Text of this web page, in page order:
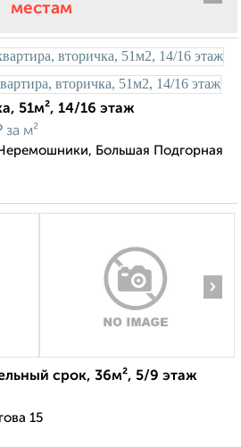
местам
51м², 14/16 этаж
за м²
Большая Подгорная
›
срок, 36м², 5/9 этаж
15